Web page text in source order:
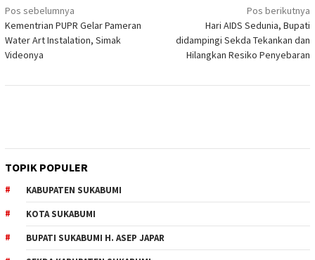
Navigasi
pos
Pos sebelumnya
Kementrian PUPR Gelar Pameran
Water Art Instalation, Simak
Videonya
Pos berikutnya
Hari AIDS Sedunia, Bupati
didampingi Sekda Tekankan dan
Hilangkan Resiko Penyebaran
TOPIK POPULER
KABUPATEN SUKABUMI
KOTA SUKABUMI
BUPATI SUKABUMI H. ASEP JAPAR